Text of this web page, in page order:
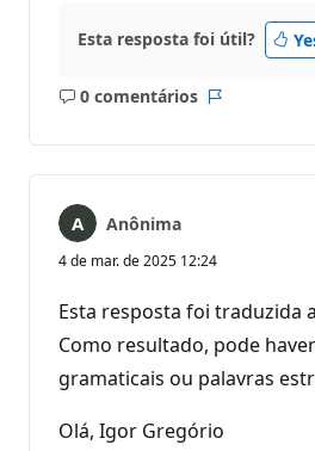
Esta resposta foi útil?
0 comentários
Sem
Anônima
4 de mar. de 2025 12:24
Esta resposta foi traduzida
Como resultado, pode
gramaticais ou palavras
Olá, Igor Gregório